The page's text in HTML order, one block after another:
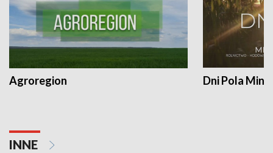
Agroregion Dni Pola
INNE